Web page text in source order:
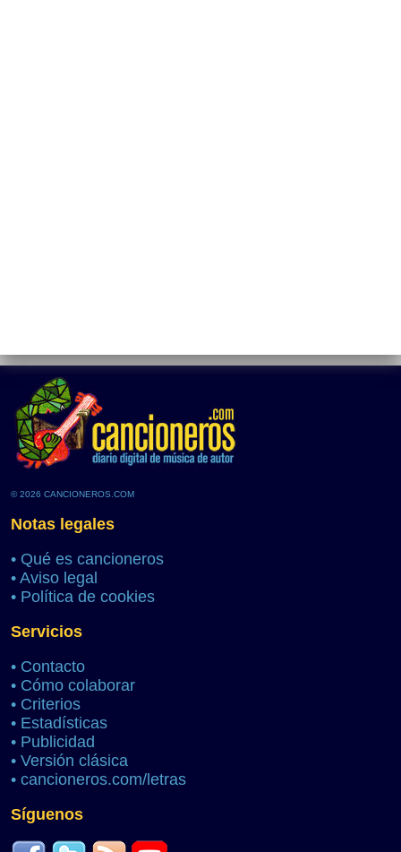
© 2026 CANCIONEROS.COM
Notas legales
• Qué es cancioneros
• Aviso legal
• Política de cookies
Servicios
• Contacto
• Cómo colaborar
• Criterios
• Estadísticas
• Publicidad
• Versión clásica
• cancioneros.com/letras
Síguenos